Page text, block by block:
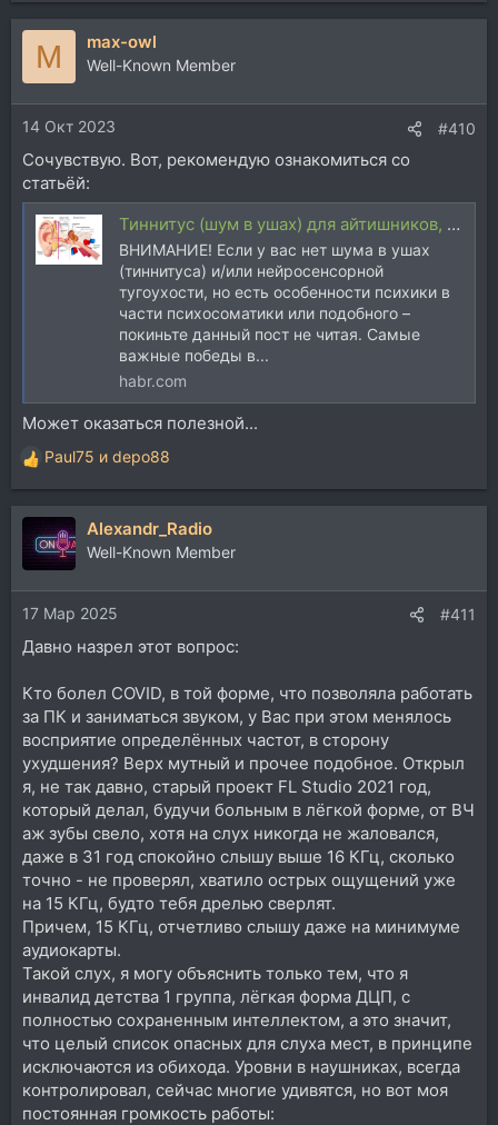
M max-owl
Well-Known Member
14 Окт 2023 #410
Сочувствую. Вот, рекомендую ознакомиться со
статьёй:
Тиннитус (шум в ушах) для айтишников, геймеров, и не только
ВНИМАНИЕ! Если у вас нет шума в ушах
(тиннитуса) и/или нейросенсорной
тугоухости, но есть особенности психики в
части психосоматики или подобного –
покиньте данный пост не читая. Самые
важные победы в...
habr.com
Может оказаться полезной...
Р
е
а
и
и
:
Paul75 и depo88
Alexandr_Radio
Well-Known Member
17 Мар 2025 #411
Давно назрел этот вопрос:
Кто болел COVID, в той форме, что позволяла работать
за ПК и заниматься звуком, у Вас при этом менялось
восприятие определённых частот, в сторону
ухудшения? Верх мутный и прочее подобное. Открыл
я, не так давно, старый проект FL Studio 2021 год,
который делал, будучи больным в лёгкой форме, от ВЧ
аж зубы свело, хотя на слух никогда не жаловался,
даже в 31 год спокойно слышу выше 16 КГц, сколько
точно - не проверял, хватило острых ощущений уже
на 15 КГц, будто тебя дрелью сверлят.
Причем, 15 КГц, отчетливо слышу даже на минимуме
аудиокарты.
Такой слух, я могу объяснить только тем, что я
инвалид детства 1 группа, лёгкая форма ДЦП, с
полностью сохраненным интеллектом, а это значит,
что целый список опасных для слуха мест, в принципе
исключаются из обихода. Уровни в наушниках, всегда
контролировал, сейчас многие удивятся, но вот моя
постоянная громкость работы: